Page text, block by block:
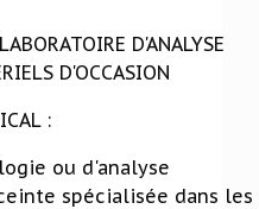
D'ANALYSE
D'OCCASION
:
ou d'analyse
spécialisée dans les